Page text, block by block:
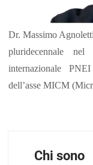
Dr. Massimo
pluridecennale
internazionale
dell’asse MICM
Chi sono